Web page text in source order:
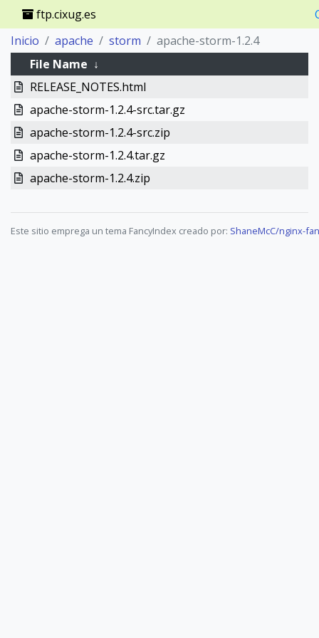
ftp.cixug.es
Inicio
apache storm
apache-storm-1.2.4
File Name ↓
RELEASE_NOTES.html
apache-storm-1.2.4-src.tar.gz
apache-storm-1.2.4-src.zip
apache-storm-1.2.4.tar.gz
apache-storm-1.2.4.zip
Este sitio emprega un tema FancyIndex creado por: ShaneMcC/nginx-